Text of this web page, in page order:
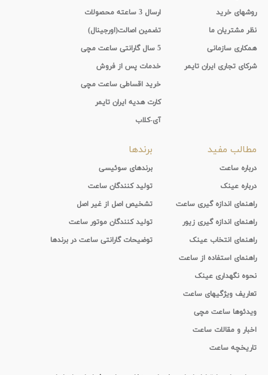
روشهای خرید
نظر مشتریان ما
همکاری سازمانی
شرکای تجاری ایران تایمر
ارسال 3 ساعته محصولات
تضمین اصالت(اورجینال)
5 سال گارانتی ساعت مچی
خدمات پس از فروش
خرید اقساطی ساعت مچی
کارت هدیه ایران تایمر
آی-کلاب
مطالب مفید
درباره ساعت
درباره عینک
راهنمای اندازه گیری ساعت
راهنمای اندازه گیری زیور
راهنمای انتخاب عینک
راهنمای استفاده از ساعت
نحوه نگهداری عینک
تعاریف ویژگیهای ساعت
ویدئوها ساعت مچی
اخبار و مقالات ساعت
تاریخچه ساعت
برندها
برندهای سوئیسی
تولید کنندگان ساعت
تشخیص اصل از غیر اصل
تولید کنندگان موتور ساعت
توضیحات گارانتی ساعت در برندها